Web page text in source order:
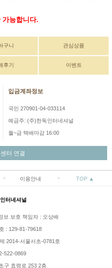
가능합니다.
구니 관심상품
후기 이벤트
입금계좌정보
국민 270901-04-033114
예금주: (주)한독인터네셔널
월~금 택배마감 16:00
터 연결
이용안내 TOP ▲
터네셔널
보 보호 책임자 : 오상배
: 129-81-79618
2014-서울서초-0781호
522-0869
구 효령로 253 2층